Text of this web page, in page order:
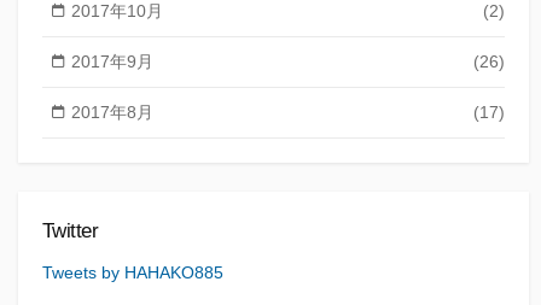
2017年10月 (2)
2017年9月 (26)
2017年8月 (17)
Twitter
Tweets by HAHAKO885